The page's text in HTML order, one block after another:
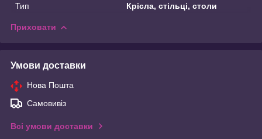
Тип
Крісла, стільці, столи
Приховати
Умови доставки
Нова Пошта
Самовивіз
Всі умови доставки